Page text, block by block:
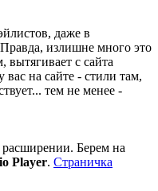
даже в
излишне много это
с сайта
вас на сайте - стили там,
тем не менее -
Берем на
Player. Страничка